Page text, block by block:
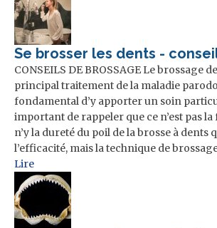
Se brosser les dents -
CONSEILS DE BROSSAGE Le brossage
principal traitement de la maladie
fondamental d’y apporter un soin
important de rappeler que ce n’est pas
n’y la dureté du poil de la brosse à dents
l’efficacité, mais la technique de
Lire